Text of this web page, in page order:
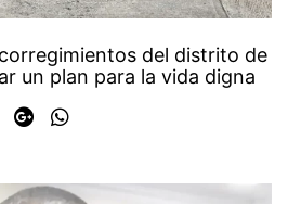
del distrito de
un plan para la vida digna